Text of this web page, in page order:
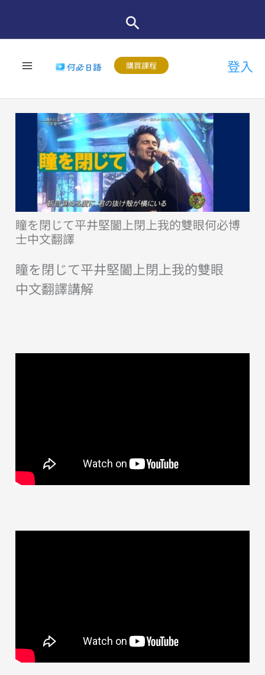
購買課程 登入
瞳を閉じて平井堅闔上閉上我的雙眼何必博
士中文翻譯
瞳を閉じて平井堅闔上閉上我的雙眼
中文翻譯講解